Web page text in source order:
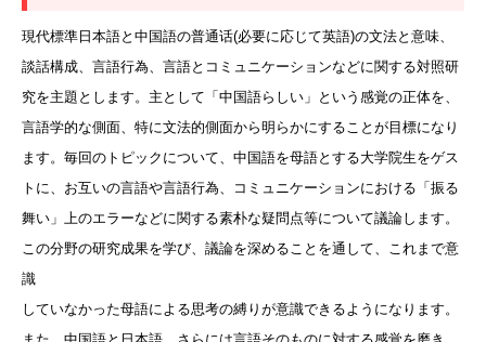
現代標準日本語と中国語の普通话(必要に応じて英語)の文法と意味、
談話構成、言語行為、言語とコミュニケーションなどに関する対照研
究を主題とします。主として「中国語らしい」という感覚の正体を、
言語学的な側面、特に文法的側面から明らかにすることが目標になり
ます。毎回のトピックについて、中国語を母語とする大学院生をゲス
トに、お互いの言語や言語行為、コミュニケーションにおける「振る
舞い」上のエラーなどに関する素朴な疑問点等について議論します。
この分野の研究成果を学び、議論を深めることを通して、これまで意
識
していなかった母語による思考の縛りが意識できるようになります。